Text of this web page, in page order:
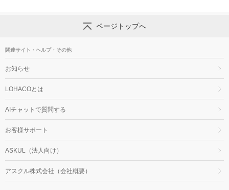
ページトップへ
関連サイト・ヘルプ・その他
お知らせ
LOHACOとは
AIチャットで質問する
お客様サポート
ASKUL（法人向け）
アスクル株式会社（会社概要）